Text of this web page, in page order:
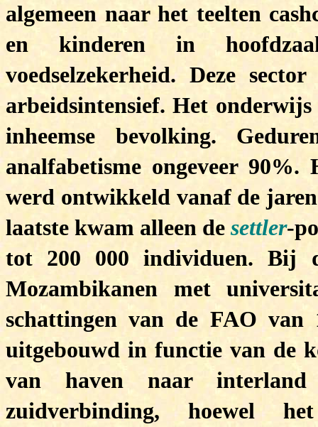
algemeen naar het teelten
en kinderen in
voedselzekerheid. Deze
arbeidsintensief. Het
inheemse bevolking.
analfabetisme ongeveer
werd ontwikkeld vanaf de
laatste kwam alleen desettler-
tot 200 000 individuen. Bij
Mozambikanen met
schattingen van de FAO van
uitgebouwd in functie van de
van haven naar
zuidverbinding, hoewel